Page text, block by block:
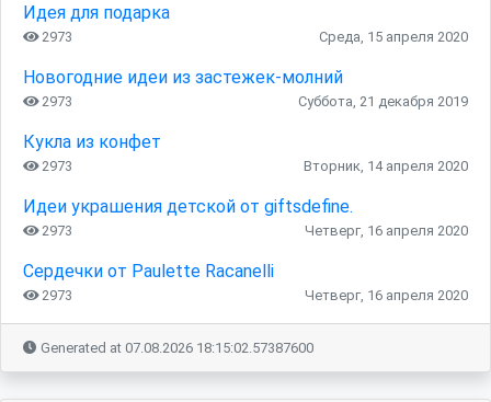
Идея для подарка
2973 Среда, 15 апреля 2020
Новогодние идеи из застежек-молний
2973 Суббота, 21 декабря 2019
Кукла из конфет
2973 Вторник, 14 апреля 2020
Идеи украшения детской от giftsdefine.
2973 Четверг, 16 апреля 2020
Сердечки от Paulette Racanelli
2973 Четверг, 16 апреля 2020
Generated at 07.08.2026 18:15:02.57387600